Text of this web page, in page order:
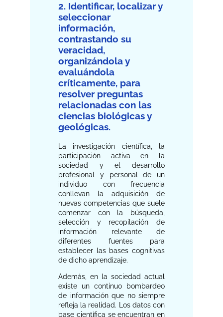
2. Identificar, localizar y
seleccionar
información,
contrastando su
veracidad,
organizándola y
evaluándola
críticamente, para
resolver preguntas
relacionadas con las
ciencias biológicas y
geológicas.
La investigación científica, la
participación activa en la
sociedad y el desarrollo
profesional y personal de un
individuo con frecuencia
conllevan la adquisición de
nuevas competencias que suele
comenzar con la búsqueda,
selección y recopilación de
información relevante de
diferentes fuentes para
establecer las bases cognitivas
de dicho aprendizaje.
Además, en la sociedad actual
existe un continuo bombardeo
de información que no siempre
refleja la realidad. Los datos con
base científica se encuentran en